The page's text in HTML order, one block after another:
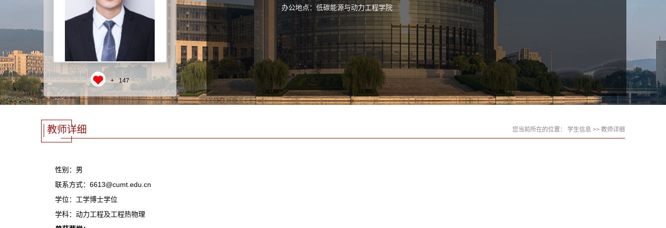
+ 147
办公地点：低碳能源与动力工程学院
教师详细 您当前所在的位置： 学生信息 >> 教师详细
性别：男
联系方式：6613@cumt.edu.cn
学位：工学博士学位
学科：动力工程及工程热物理